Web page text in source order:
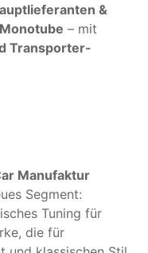
&
– mit
Transporter-
Manufaktur
Segment:
Tuning für
die für